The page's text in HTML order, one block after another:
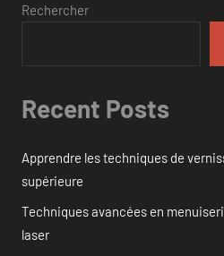
Rechercher
Recent Posts
Apprendre les techniques de
supérieure
Techniques avancées en
laser